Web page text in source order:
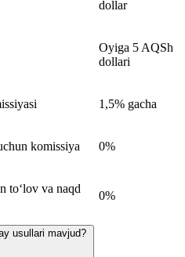
dollar
Oyiga 5 AQSh
dollari
1,5% gacha
komissiya 0%
to‘lov va naqd
0%
usullari mavjud?